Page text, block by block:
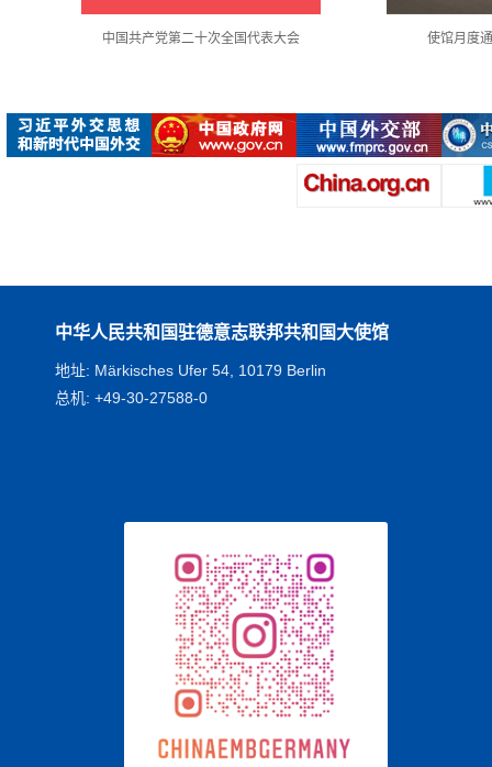
中国共产党第二十次全国代表大会 使馆月度
中华人民共和国驻德意志联邦共和国大使馆
地址: Märkisches Ufer 54, 10179 Berlin
总机: +49-30-27588-0